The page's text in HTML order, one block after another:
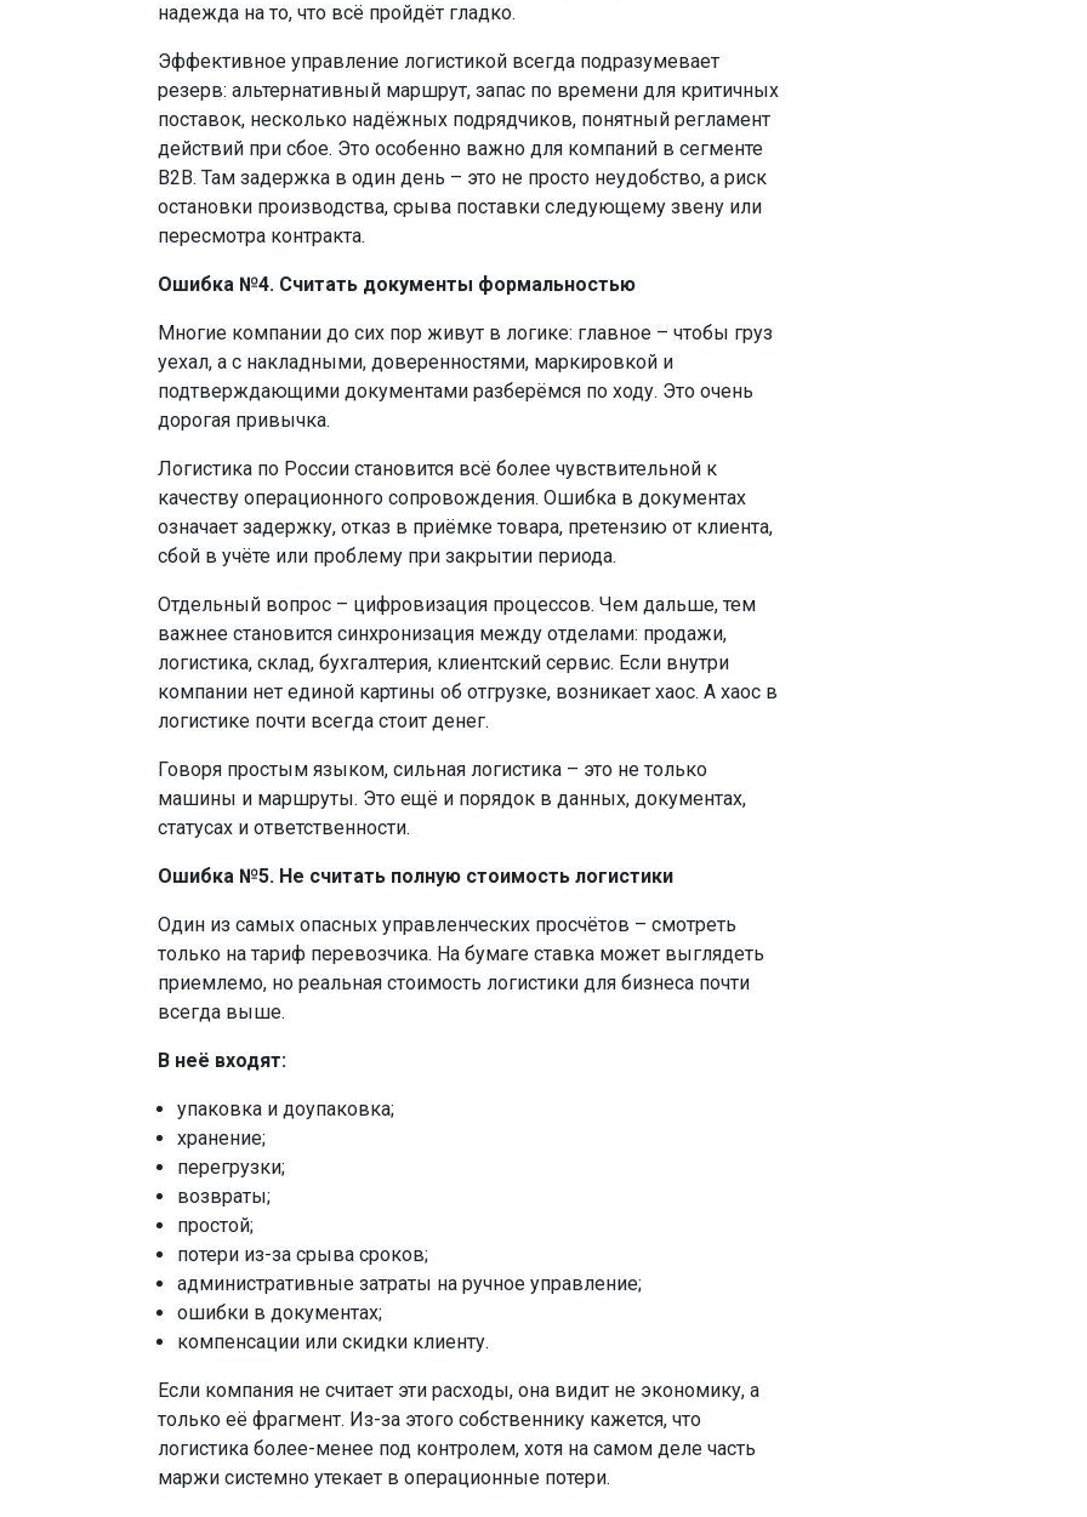
надежда на то, что всё пройдёт гладко.
Эффективное управление логистикой всегда подразумевает
резерв: альтернативный маршрут, запас по времени для критичных
поставок, несколько надёжных подрядчиков, понятный регламент
действий при сбое. Это особенно важно для компаний в сегменте
B2B. Там задержка в один день – это не просто неудобство, а риск
остановки производства, срыва поставки следующему звену или
пересмотра контракта.
Ошибка №4. Считать документы формальностью
Многие компании до сих пор живут в логике: главное – чтобы груз
уехал, а с накладными, доверенностями, маркировкой и
подтверждающими документами разберёмся по ходу. Это очень
дорогая привычка.
Логистика по России становится всё более чувствительной к
качеству операционного сопровождения. Ошибка в документах
означает задержку, отказ в приёмке товара, претензию от клиента,
сбой в учёте или проблему при закрытии периода.
Отдельный вопрос – цифровизация процессов. Чем дальше, тем
важнее становится синхронизация между отделами: продажи,
логистика, склад, бухгалтерия, клиентский сервис. Если внутри
компании нет единой картины об отгрузке, возникает хаос. А хаос в
логистике почти всегда стоит денег.
Говоря простым языком, сильная логистика – это не только
машины и маршруты. Это ещё и порядок в данных, документах,
статусах и ответственности.
Ошибка №5. Не считать полную стоимость логистики
Один из самых опасных управленческих просчётов – смотреть
только на тариф перевозчика. На бумаге ставка может выглядеть
приемлемо, но реальная стоимость логистики для бизнеса почти
всегда выше.
В неё входят:
упаковка и доупаковка;
хранение;
перегрузки;
возвраты;
простой;
потери из-за срыва сроков;
административные затраты на ручное управление;
ошибки в документах;
компенсации или скидки клиенту.
Если компания не считает эти расходы, она видит не экономику, а
только её фрагмент. Из-за этого собственнику кажется, что
логистика более-менее под контролем, хотя на самом деле часть
маржи системно утекает в операционные потери.